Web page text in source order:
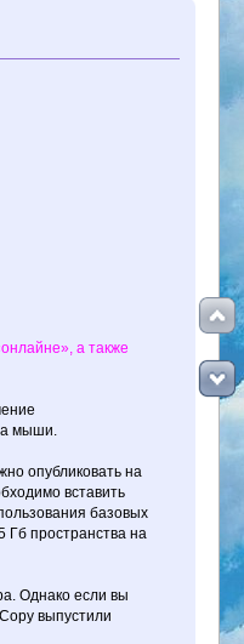
а также
мыши.
опубликовать на
вставить
базовых
Гб пространства на
Однако если вы
выпустили